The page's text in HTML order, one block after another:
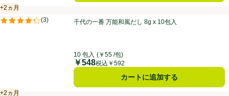
千代の一番 万能和風だし 8g x 10包入
+2ヵ月
賞味・消費期限保証：2ヵ月
(3)
評価は3件のレビューで5点中4.3点。千代の一番 万能和風だし 8g x 10包入
10 包入 (￥55 /包)
価格
￥548税込￥592
カートに追加する
+2ヵ月